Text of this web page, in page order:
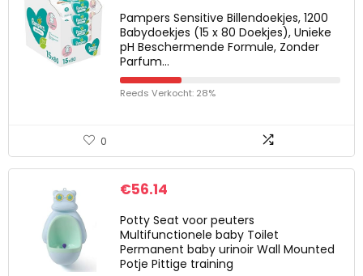
Pampers Sensitive Billendoekjes, 1200
Babydoekjes (15 x 80 Doekjes), Unieke
pH Beschermende Formule, Zonder
Parfum…
Reeds Verkocht: 28%
0
€56.14
Potty Seat voor peuters
Multifunctionele baby Toilet
Permanent baby urinoir Wall Mounted
Potje Pittige training